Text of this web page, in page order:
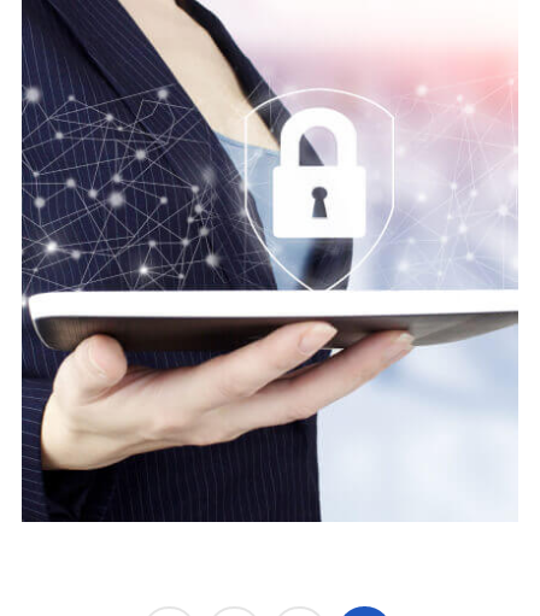
Digital security
Protect Cyber Security